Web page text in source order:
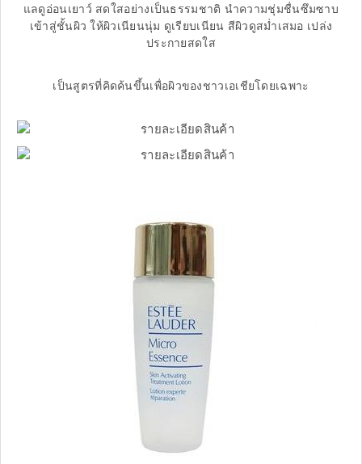
แลดูอ่อนเยาว์ สดใสอย่างเป็นธรรมชาติ นำความชุ่มชื่นซึมซาบ
เข้าสู่ชั้นผิว ให้ผิวเนียนนุ่ม ดูเรียบเนียน สีผิวดูสม่ำเสมอ เปล่ง
ประกายสดใส
เป็นสูตรที่คิดค้นขึ้นเพื่อผิวของชาวเอเชียโดยเฉพาะ